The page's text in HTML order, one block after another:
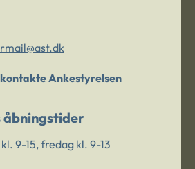
Ankestyrelsen
åbningstider
9-15, fredag kl. 9-13